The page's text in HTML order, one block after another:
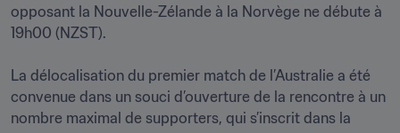
opposant la Nouvelle-Zélande à la Norvège ne débute à
19h00 (NZST).
La délocalisation du premier match de l’Australie a été
convenue dans un souci d’ouverture de la rencontre à un
nombre maximal de supporters, qui s’inscrit dans la